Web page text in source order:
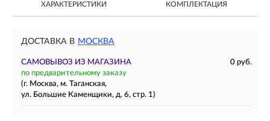
ХАРАКТЕРИСТИКИ КОМПЛЕКТАЦИЯ
ДОСТАВКА В МОСКВА
САМОВЫВОЗ ИЗ МАГАЗИНА
0 руб.
по предварительному заказу
(г. Москва, м. Таганская,
ул. Большие Каменщики, д. 6, стр. 1)